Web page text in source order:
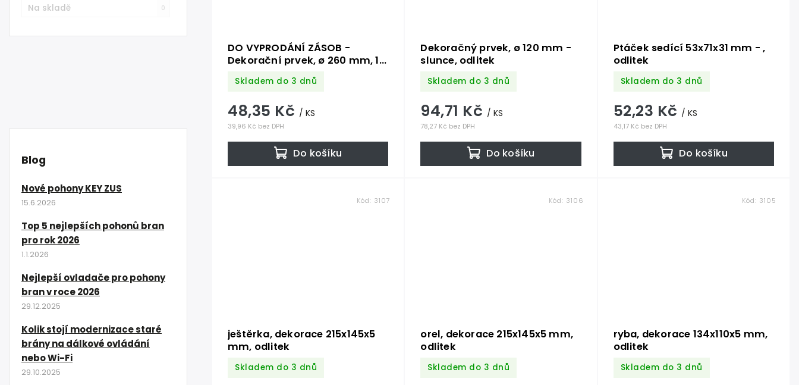
Na skladě 0
Blog
Nové pohony KEY ZUS
15.6.2026
Top 5 nejlepších pohonů bran
pro rok 2026
1.1.2026
Nejlepší ovladače pro pohony
bran v roce 2026
29.12.2025
Kolik stojí modernizace staré
brány na dálkové ovládání
nebo Wi-Fi
29.10.2025
DO VYPRODÁNÍ ZÁSOB -
Dekorační prvek, ø 260 mm, 1.2
mm - lev, výlisek
Skladem do 3 dnů
39,96 Kč bez DPH
48,35 Kč / KS
Do košíku
Dekoračný prvek, ø 120 mm -
slunce, odlitek
Skladem do 3 dnů
78,27 Kč bez DPH
94,71 Kč / KS
Do košíku
Ptáček sedící 53x71x31 mm - ,
odlitek
Skladem do 3 dnů
43,17 Kč bez DPH
52,23 Kč / KS
Do košíku
ještěrka, dekorace 215x145x5
mm, odlitek
Skladem do 3 dnů
Kód: 3107
orel, dekorace 215x145x5 mm,
odlitek
Skladem do 3 dnů
Kód: 3106
ryba, dekorace 134x110x5 mm,
odlitek
Skladem do 3 dnů
Kód: 3105